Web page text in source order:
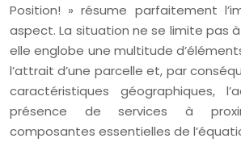
Position! » résume parfaitement
aspect. La situation ne se limite pas
elle englobe une multitude
l’attrait d’une parcelle et, par
caractéristiques géographiques,
présence de services à
composantes essentielles de